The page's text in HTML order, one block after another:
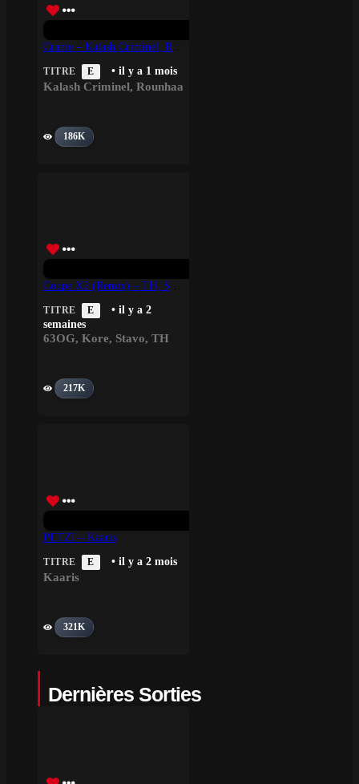
TITRE E • il y a 1 mois
Kalash Criminel, Rounhaa
186K
TITRE E
• il y a 2
semaines
63OG, Kore, Stavo, TH
217K
PETZI – Kaaris
TITRE E • il y a 2 mois
Kaaris
321K
Dernières Sorties